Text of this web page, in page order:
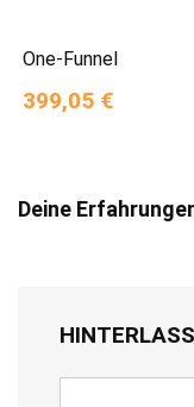
One-Funnel
399,05 €
Deine